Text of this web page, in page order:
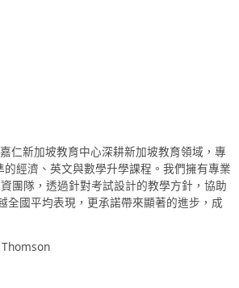
仁新加坡教育中心深耕新加坡教育領域，專
經濟、英文與數學升學課程。我們擁有專業
團隊，透過針對考試設計的教學方針，協助
全國平均表現，更承諾帶來顯著的進步，成